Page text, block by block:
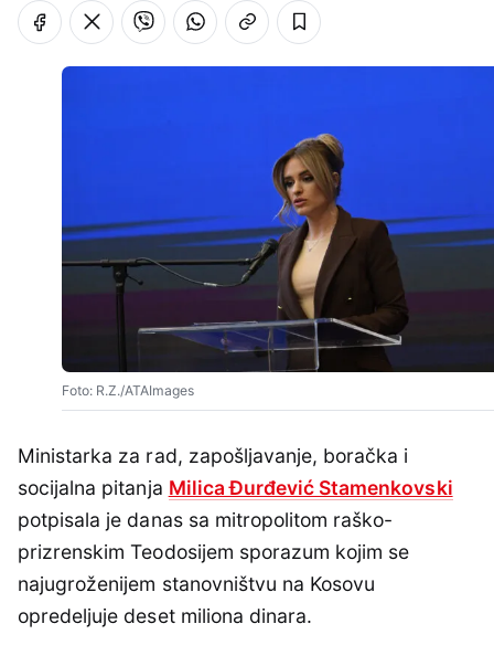
Foto: R.Z./ATAImages
Ministarka za rad, zapošljavanje, boračka i
socijalna pitanja Milica Đurđević Stamenkovski
potpisala je danas sa mitropolitom raško-
prizrenskim Teodosijem sporazum kojim se
najugroženijem stanovništvu na Kosovu
opredeljuje deset miliona dinara.